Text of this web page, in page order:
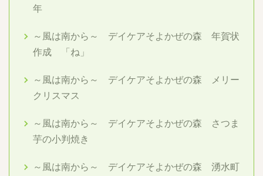
年
～風は南から～ デイケアそよかぜの森 年賀状
作成 「ね」
～風は南から～ デイケアそよかぜの森 メリー
クリスマス
～風は南から～ デイケアそよかぜの森 さつま
芋の小判焼き
～風は南から～ デイケアそよかぜの森 湧水町